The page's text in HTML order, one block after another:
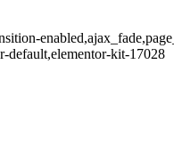
default,elementor-kit-17028